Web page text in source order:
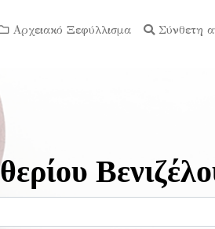
Αρχειακό Ξεφύλλισμα Σύνθετη